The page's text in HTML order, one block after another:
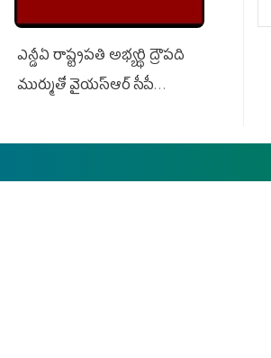
ఎన్డీఏ రాష్ట్ర‌ప‌తి అభ్య‌ర్థి ద్రౌప‌ది
ముర్ముతో వైయ‌స్ఆర్ సీపీ
ఎమ్మెల్యేలు, ఎంపీల స‌మావేశం